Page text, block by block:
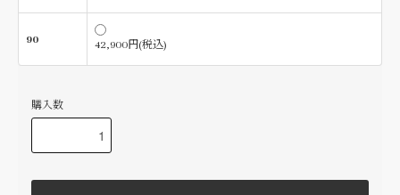
90 42,900円(税込)
購入数